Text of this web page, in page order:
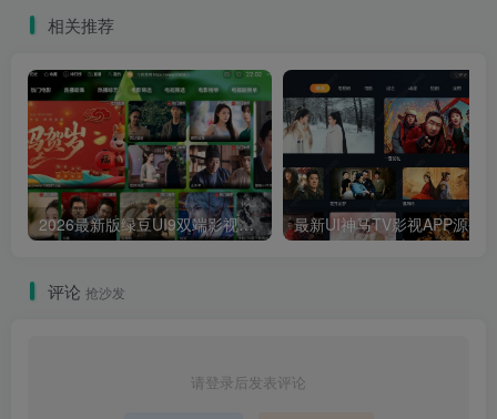
相关推荐
2026最新版绿豆UI9双端影视APP源码
评论 抢沙发
请登录后发表评论